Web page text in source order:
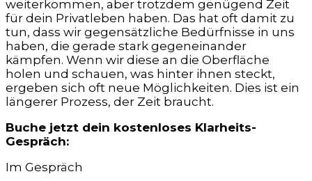
weiterkommen, aber trotzdem genügend Zeit
für dein Privatleben haben. Das hat oft damit zu
tun, dass wir gegensätzliche Bedürfnisse in uns
haben, die gerade stark gegeneinander
kämpfen. Wenn wir diese an die Oberfläche
holen und schauen, was hinter ihnen steckt,
ergeben sich oft neue Möglichkeiten. Dies ist ein
längerer Prozess, der Zeit braucht.
Buche jetzt dein kostenloses Klarheits-
Gespräch:
Im Gespräch